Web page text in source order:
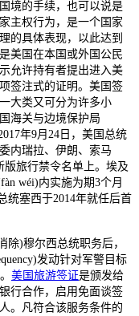
境的手续，也可以说是
主权行为，是一个国家
的具体表现，以此达到
是美国在本国或外国公民
允许持有者提出进入美
签注式的证明。美国签
大类又可分为许多小
海关与边境保护局
年9月24日，美国总统
内瑞拉、伊朗、索马
版旅行禁令名单上。埃及
wéi)内实施为期3个月
统塞西于2014年就任后首
)穆尔西总统职务后，
发动针对军警目标
美国旅游签证是颁发给
行合作，启用免面谈签
。凡符合该服务条件的